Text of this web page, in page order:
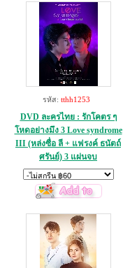
รหัส: tthh1253
DVD ละครไทย : รักโคตร ๆ
โหดอย่างมึง 3 Love syndrome
III (หล่งซื่อ ลี + แฟรงค์ ธนัตถ์
ศรันย์) 3 แผ่นจบ